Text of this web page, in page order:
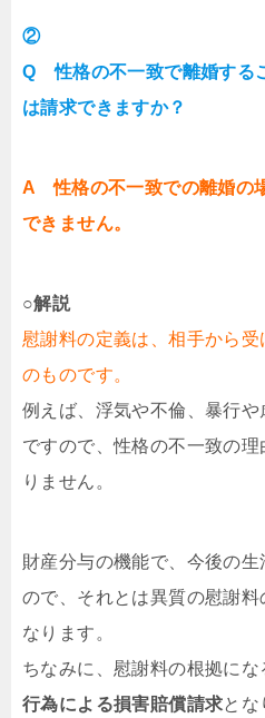
②
Q 性格の不一致で離婚する
は請求できますか？
A 性格の不一致での離婚の
できません。
○解説
慰謝料の定義は、相手から
のものです。
例えば、浮気や不倫、暴行や
ですので、性格の不一致の
りません。
財産分与の機能で、今後の
ので、それとは異質の慰謝
なります。
ちなみに、慰謝料の根拠にな
行為による損害賠償請求とな